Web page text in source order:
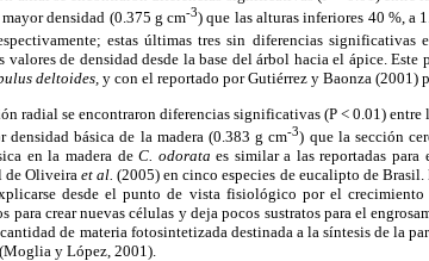
densidad (0.375 g cm-3) que las alturas inferiores 40 %, a
estas últimas tres sin diferencias
valores de densidad desde la base del árbol hacia el ápice.
deltoides, y con el reportado por Gutiérrez y Baonza (2001)
radial se encontraron diferencias significativas (P < 0.01) entre
densidad básica de la madera (0.383 g cm-3) que la sección
en la madera deC. odorata es similar a las reportadas
de Oliveiraet al. (2005) en cinco especies de eucalipto de
desde el punto de vista fisiológico por el
para crear nuevas células y deja pocos sustratos para el
de materia fotosintetizada destinada a la síntesis de la
y López, 2001).